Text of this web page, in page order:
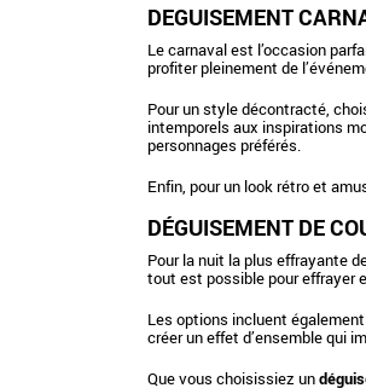
DEGUISEMENT
Le carnaval est l’occasion
profiter pleinement de
Pour un style décontracté,
intemporels aux inspirations
personnages préférés.
Enfin, pour un look rétro et
DÉGUISEMENT DE
Pour la nuit la plus effrayante
tout est possible pour effrayer
Les options incluent
créer un effet d’ensemble qui
Que vous choisissiez un